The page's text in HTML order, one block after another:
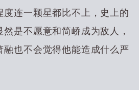
度连一颗星都比不上，史上的
是不愿意和简峤成为敌人，
融也不会觉得他能造成什么严